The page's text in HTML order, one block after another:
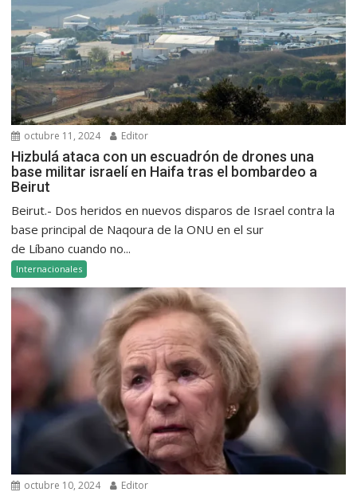
octubre 11, 2024 Editor
Hizbulá ataca con un escuadrón de drones una
base militar israelí en Haifa tras el bombardeo a
Beirut
Beirut.- Dos heridos en nuevos disparos de Israel contra la
base principal de Naqoura de la ONU en el sur
de Líbano cuando no...
Internacionales
octubre 10, 2024 Editor